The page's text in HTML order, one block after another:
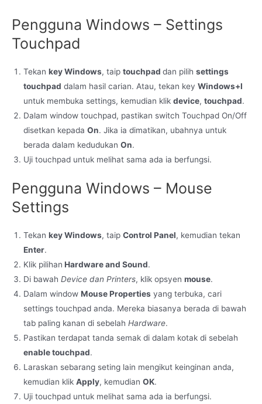
Pengguna Windows – Settings
Touchpad
Tekan key Windows, taip touchpad dan pilih settings
touchpad dalam hasil carian. Atau, tekan key Windows+I
untuk membuka settings, kemudian klik device, touchpad.
Dalam window touchpad, pastikan switch Touchpad On/Off
disetkan kepada On. Jika ia dimatikan, ubahnya untuk
berada dalam kedudukan On.
Uji touchpad untuk melihat sama ada ia berfungsi.
Pengguna Windows – Mouse
Settings
Tekan key Windows, taip Control Panel, kemudian tekan
Enter.
Klik pilihan Hardware and Sound.
Di bawah Device dan Printers, klik opsyen mouse.
Dalam window Mouse Properties yang terbuka, cari
settings touchpad anda. Mereka biasanya berada di bawah
tab paling kanan di sebelah Hardware.
Pastikan terdapat tanda semak di dalam kotak di sebelah
enable touchpad.
Laraskan sebarang seting lain mengikut keinginan anda,
kemudian klik Apply, kemudian OK.
Uji touchpad untuk melihat sama ada ia berfungsi.